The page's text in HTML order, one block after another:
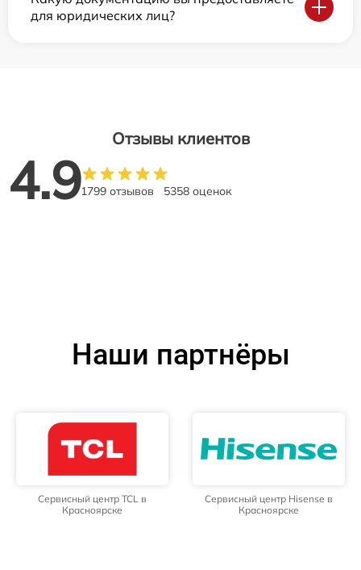
для юридических лиц?
Отзывы клиентов
4.91799 отзывов 5358 оценок
Наши партнёры
Сервисный центр TCL в
Красноярске
Сервисный центр Hisense в
Красноярске